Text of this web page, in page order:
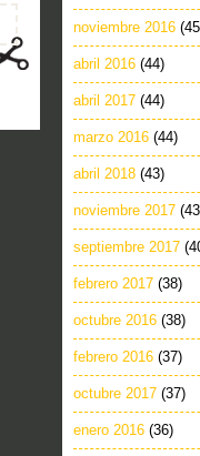
noviembre 2016
abril 2016 (44)
abril 2017 (44)
marzo 2016 (44)
abril 2018 (43)
noviembre 2017
septiembre 2017
febrero 2017 (38)
octubre 2016 (38)
febrero 2016 (37)
octubre 2017 (37)
enero 2016 (36)